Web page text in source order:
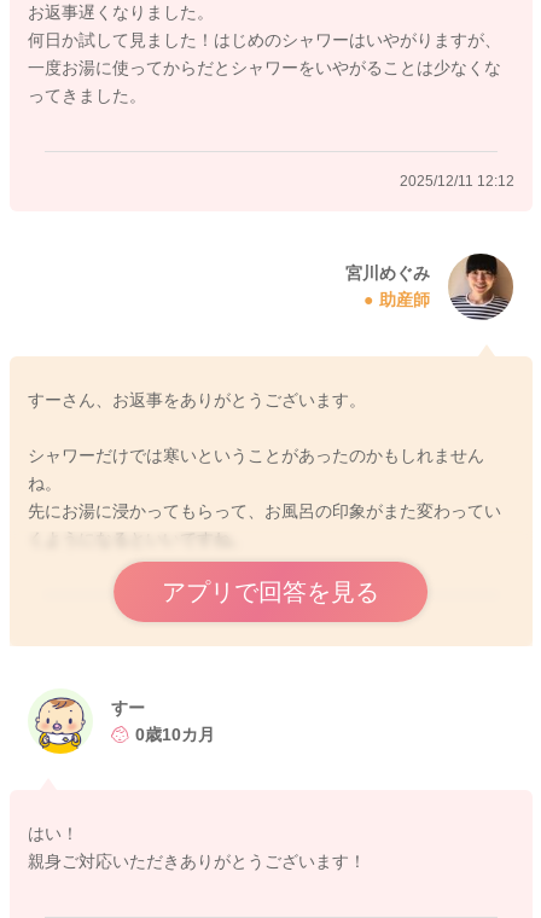
お返事遅くなりました。
何日か試して見ました！はじめのシャワーはいやがりますが、
一度お湯に使ってからだとシャワーをいやがることは少なくな
ってきました。
2025/12/11 12:12
宮川めぐみ
助産師
すーさん、お返事をありがとうございます。
シャワーだけでは寒いということがあったのかもしれません
ね。
先にお湯に浸かってもらって、お風呂の印象がまた変わってい
くようになるといいですね。
アプリで回答を見る
すー
0歳10カ月
はい！
親身ご対応いただきありがとうございます！